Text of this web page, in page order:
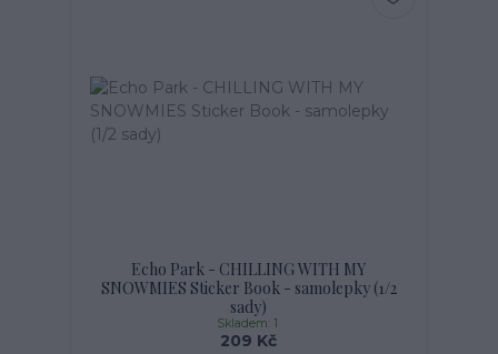
Echo Park - CHILLING WITH MY
SNOWMIES Sticker Book - samolepky (1/2
sady)
209 Kč
Skladem: 1